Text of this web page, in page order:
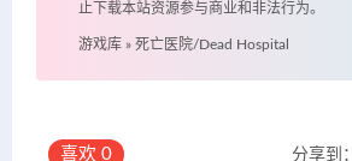
止下载本站资源参与商业和非法行为。
游戏库 » 死亡医院/Dead Hospital
喜欢 0 分享到：